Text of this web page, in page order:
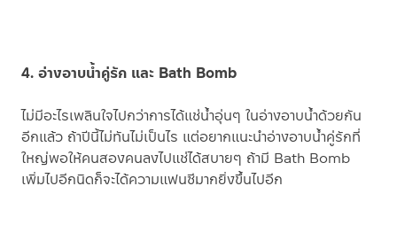
4. อ่างอาบน้ำคู่รัก และ Bath Bomb
ไม่มีอะไรเพลินใจไปกว่าการได้แช่น้ำอุ่นๆ ในอ่างอาบน้ำด้วยกัน
อีกแล้ว ถ้าปีนี้ไม่ทันไม่เป็นไร แต่อยากแนะนำอ่างอาบน้ำคู่รักที่
ใหญ่พอให้คนสองคนลงไปแช่ได้สบายๆ ถ้ามี Bath Bomb
เพิ่มไปอีกนิดก็จะได้ความแฟนซีมากยิ่งขึ้นไปอีก